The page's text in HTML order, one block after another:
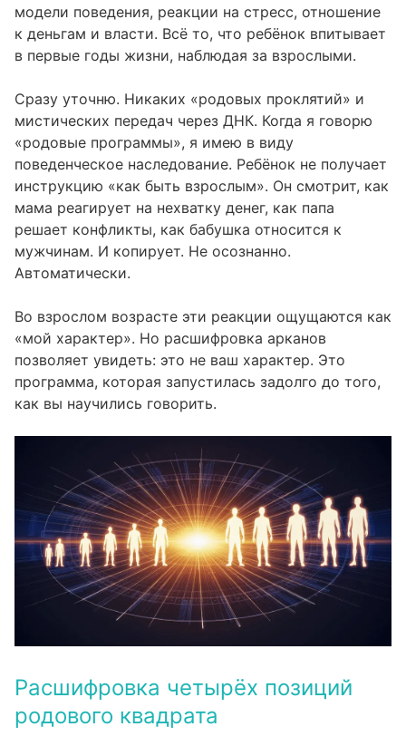
модели поведения, реакции на стресс, отношение
к деньгам и власти. Всё то, что ребёнок впитывает
в первые годы жизни, наблюдая за взрослыми.
Сразу уточню. Никаких «родовых проклятий» и
мистических передач через ДНК. Когда я говорю
«родовые программы», я имею в виду
поведенческое наследование. Ребёнок не получает
инструкцию «как быть взрослым». Он смотрит, как
мама реагирует на нехватку денег, как папа
решает конфликты, как бабушка относится к
мужчинам. И копирует. Не осознанно.
Автоматически.
Во взрослом возрасте эти реакции ощущаются как
«мой характер». Но расшифровка арканов
позволяет увидеть: это не ваш характер. Это
программа, которая запустилась задолго до того,
как вы научились говорить.
Расшифровка четырёх позиций
родового квадрата